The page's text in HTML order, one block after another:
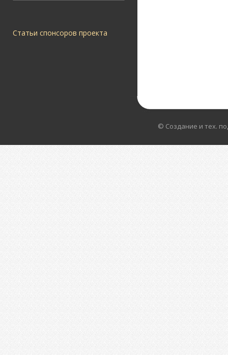
Статьи спонсоров проекта
© Создание и тех.